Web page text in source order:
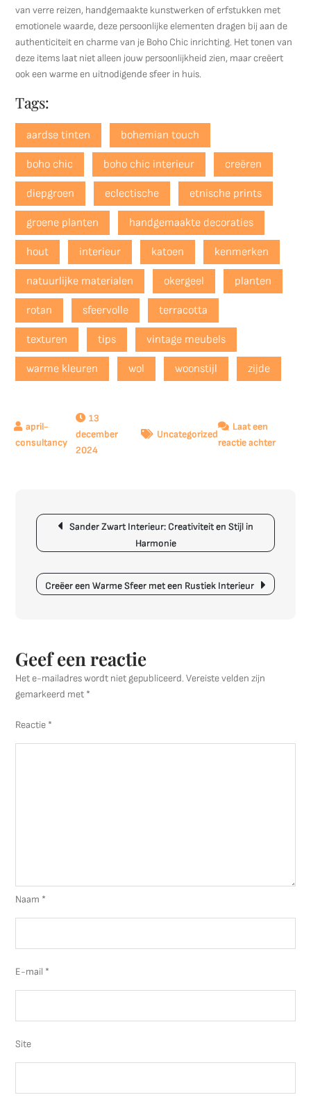
van verre reizen, handgemaakte kunstwerken of erfstukken met
emotionele waarde, deze persoonlijke elementen dragen bij aan de
authenticiteit en charme van je Boho Chic inrichting. Het tonen van
deze items laat niet alleen jouw persoonlijkheid zien, maar creëert
ook een warme en uitnodigende sfeer in huis.
Tags:
aardse tinten bohemian touch
boho chic boho chic interieur creëren
diepgroen eclectische etnische prints
groene planten handgemaakte decoraties
hout interieur katoen kenmerken
natuurlijke materialen okergeel planten
rotan sfeervolle terracotta
texturen tips vintage meubels
warme kleuren wol woonstijl zijde
13
december
2024
Uncategorized
Laat een
reactie achterop
Berichtnavigatie
Sander Zwart Interieur: Creativiteit en Stijl in
Harmonie
Creëer een Warme Sfeer met een Rustiek Interieur
Geef een reactie
Het e-mailadres wordt niet gepubliceerd. Vereiste velden zijn
gemarkeerd met *
Reactie *
Naam *
E-mail *
Site